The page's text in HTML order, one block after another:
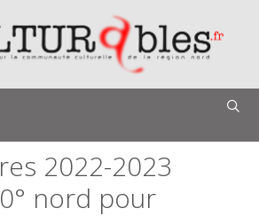
2022-2023
nord pour